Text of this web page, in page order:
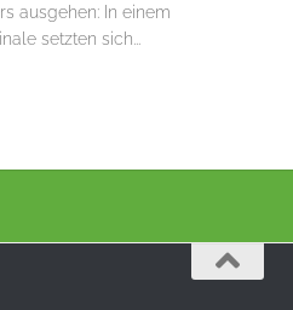
ausgehen: In einem
setzten sich...